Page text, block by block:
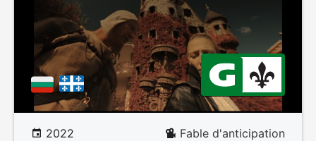
2022 Fable d'anticipation